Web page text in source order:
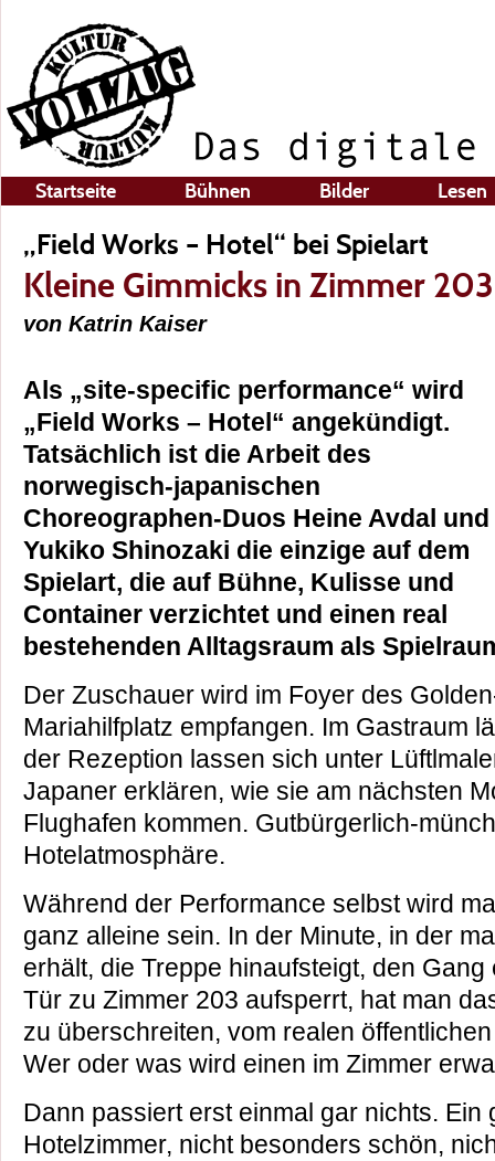
Startseite Bühnen Bilder Lesen
„Field Works – Hotel“ bei Spielart
Kleine Gimmicks in Zimmer 203
von Katrin Kaiser
Als „site-specific performance“ wird
„Field Works – Hotel“ angekündigt.
Tatsächlich ist die Arbeit des
norwegisch-japanischen
Choreographen-Duos Heine Avdal und
Yukiko Shinozaki die einzige auf dem
Spielart, die auf Bühne, Kulisse und
Container verzichtet und einen real
bestehenden Alltagsraum als
Der Zuschauer wird im Foyer des
Mariahilfplatz empfangen. Im Gastraum
der Rezeption lassen sich unter
Japaner erklären, wie sie am nächsten
Flughafen kommen. Gutbürgerlich-
Hotelatmosphäre.
Während der Performance selbst wird
ganz alleine sein. In der Minute, in der
erhält, die Treppe hinaufsteigt, den
Tür zu Zimmer 203 aufsperrt, hat man
zu überschreiten, vom realen
Wer oder was wird einen im Zimmer
Dann passiert erst einmal gar nichts. Ein
Hotelzimmer, nicht besonders schön,